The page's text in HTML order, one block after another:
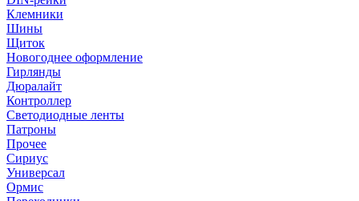
Клемники
Шины
Щиток
Новогоднее оформление
Гирлянды
Дюралайт
Контроллер
Светодиодные ленты
Патроны
Прочее
Сириус
Универсал
Ормис